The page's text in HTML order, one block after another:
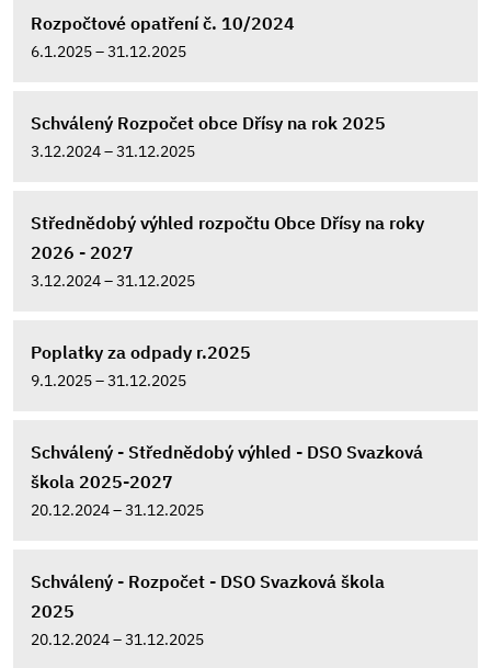
Rozpočtové opatření č. 10/2024
6.1.2025 – 31.12.2025
Schválený Rozpočet obce Dřísy na rok 2025
3.12.2024 – 31.12.2025
Střednědobý výhled rozpočtu Obce Dřísy na roky
2026 - 2027
3.12.2024 – 31.12.2025
Poplatky za odpady r.2025
9.1.2025 – 31.12.2025
Schválený - Střednědobý výhled - DSO Svazková
škola 2025-2027
20.12.2024 – 31.12.2025
Schválený - Rozpočet - DSO Svazková škola
2025
20.12.2024 – 31.12.2025